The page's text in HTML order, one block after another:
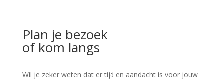
Plan je bezoek
of kom langs
Wil je zeker weten dat er tijd en aandacht is voor jouw